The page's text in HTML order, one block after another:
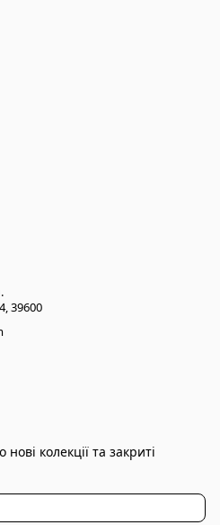
39600
колекції та закриті